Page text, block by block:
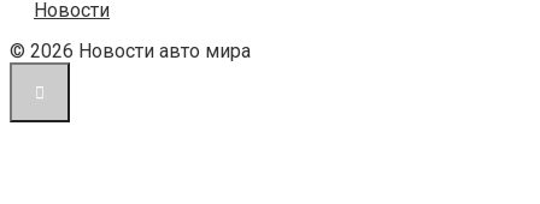
Новости
© 2026 Новости авто мира